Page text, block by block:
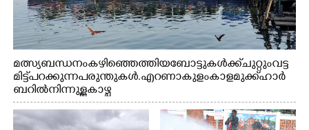
മത്സ്യബന്ധനം കഴിഞ്ഞെത്തിയ ബോട്ടുകൾക്ക് ചുറ്റും വട്ട
മിട്ട് പറക്കുന്ന പരുന്തുകൾ. എറണാകുളം കാളമുക്ക് ഹാർ
ബറിൽ നിന്നുള്ള കാഴ്ച